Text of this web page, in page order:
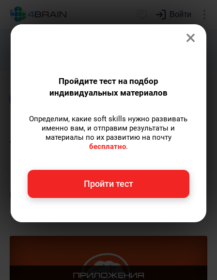
Войти
Подарим индивидуальный план
Образование
Приложения и игры для
тренировки мозга
Григорий Кшеминский
Пишу статьи по теме «Образование»
только, а также рекомендую курс«Мозг и
×
Пройдите тест на подбор
индивидуальных материалов
Определим, какие soft skills нужно развивать
именно вам, и отправим результаты и
материалы по их развитию на почту
бесплатно.
Пройти тест